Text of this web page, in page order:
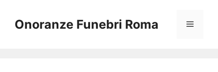
contenuto
Onoranze Funebri Roma Menu